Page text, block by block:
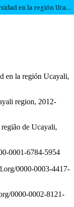
Impacto de la conservación de la biodiversidad en la región Ucayali, 2012-2022